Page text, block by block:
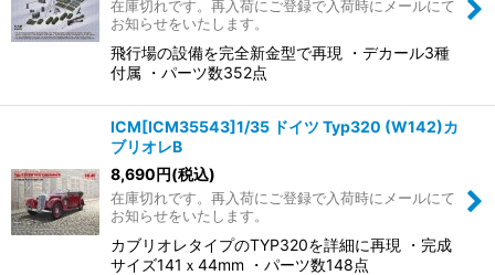
在庫切れです。再入荷にご登録で入荷時にメールにて
お知らせをいたします。
飛行場の設備を完全新金型で再現 ・デカール3種
付属 ・パーツ数352点
ICM[ICM35543]1/35 ドイツ Typ320 (W142)カ
ブリオレB
8,690円(税込)
在庫切れです。再入荷にご登録で入荷時にメールにて
お知らせをいたします。
カブリオレタイプのTYP320を詳細に再現 ・完成
サイズ141ｘ44mm ・パーツ数148点